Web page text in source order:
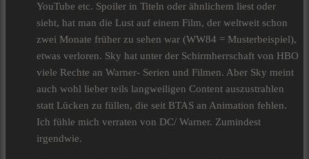
YouTube etc. Spoiler in Titeln oder ähnlichem liest oder
sieht, hat man die Lust auf einem Film, der weltweit schon
zwei Monate früher zu sehen war (WW84 = Musterbeispiel),
etwas verloren. Sky hat unter der Schirmherrschaft von HBO
viele Rechte an Warner- Serien und Filmen. Aber Sky meint
auch wohl lieber teils langweiligen Content auszustrahlen
statt Lücken zu füllen, die seit BTAS an Animation fehlen.
Ich fühle mich verraten von DC/ Warner. Zumindest
irgendwie.